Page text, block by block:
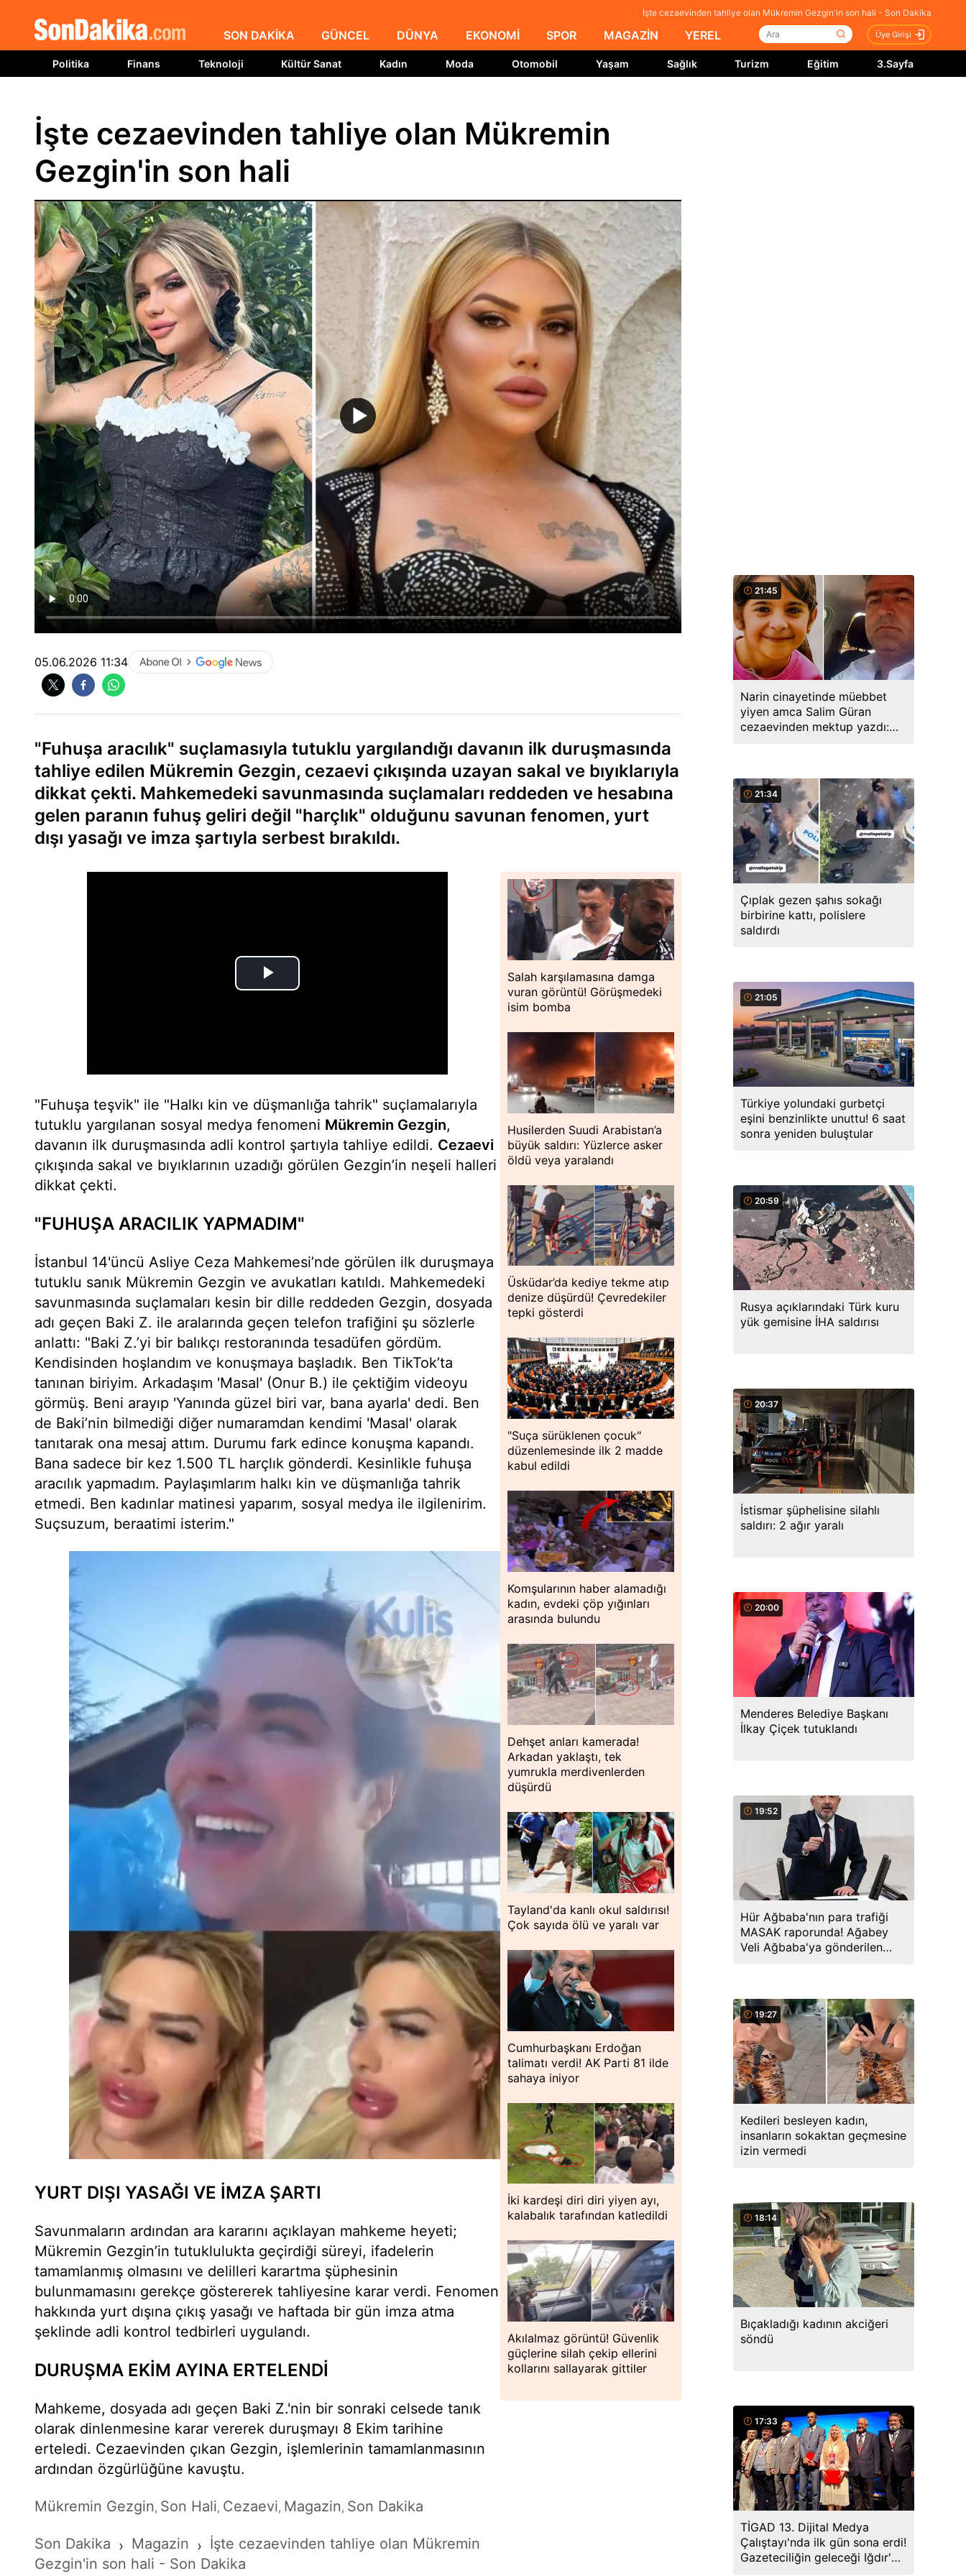
İşte cezaevinden tahliye olan Mükremin Gezgin'in son hali - Son Dakika
SON DAKİKA GÜNCEL DÜNYA EKONOMİ SPOR MAGAZİN YEREL Üye Girişi
Politika Finans Teknoloji Kültür Sanat Kadın Moda Otomobil Yaşam Sağlık Turizm Eğitim 3.Sayfa
İşte cezaevinden tahliye olan Mükremin
Gezgin'in son hali
05.06.2026 11:34
"Fuhuşa aracılık" suçlamasıyla tutuklu yargılandığı davanın ilk duruşmasında
tahliye edilen Mükremin Gezgin, cezaevi çıkışında uzayan sakal ve bıyıklarıyla
dikkat çekti. Mahkemedeki savunmasında suçlamaları reddeden ve hesabına
gelen paranın fuhuş geliri değil "harçlık" olduğunu savunan fenomen, yurt
dışı yasağı ve imza şartıyla serbest bırakıldı.
"Fuhuşa teşvik" ile "Halkı kin ve düşmanlığa tahrik" suçlamalarıyla
tutuklu yargılanan sosyal medya fenomeni Mükremin Gezgin,
davanın ilk duruşmasında adli kontrol şartıyla tahliye edildi. Cezaevi
çıkışında sakal ve bıyıklarının uzadığı görülen Gezgin’in neşeli halleri
dikkat çekti.
"FUHUŞA ARACILIK YAPMADIM"
İstanbul 14'üncü Asliye Ceza Mahkemesi’nde görülen ilk duruşmaya
tutuklu sanık Mükremin Gezgin ve avukatları katıldı. Mahkemedeki
savunmasında suçlamaları kesin bir dille reddeden Gezgin, dosyada
adı geçen Baki Z. ile aralarında geçen telefon trafiğini şu sözlerle
anlattı: "Baki Z.’yi bir balıkçı restoranında tesadüfen gördüm.
Kendisinden hoşlandım ve konuşmaya başladık. Ben TikTok’ta
tanınan biriyim. Arkadaşım 'Masal' (Onur B.) ile çektiğim videoyu
görmüş. Beni arayıp 'Yanında güzel biri var, bana ayarla' dedi. Ben
de Baki’nin bilmediği diğer numaramdan kendimi 'Masal' olarak
tanıtarak ona mesaj attım. Durumu fark edince konuşma kapandı.
Bana sadece bir kez 1.500 TL harçlık gönderdi. Kesinlikle fuhuşa
aracılık yapmadım. Paylaşımlarım halkı kin ve düşmanlığa tahrik
etmedi. Ben kadınlar matinesi yaparım, sosyal medya ile ilgilenirim.
Suçsuzum, beraatimi isterim."
YURT DIŞI YASAĞI VE İMZA ŞARTI
Savunmaların ardından ara kararını açıklayan mahkeme heyeti;
Mükremin Gezgin’in tutuklulukta geçirdiği süreyi, ifadelerin
tamamlanmış olmasını ve delilleri karartma şüphesinin
bulunmamasını gerekçe göstererek tahliyesine karar verdi. Fenomen
hakkında yurt dışına çıkış yasağı ve haftada bir gün imza atma
şeklinde adli kontrol tedbirleri uygulandı.
DURUŞMA EKİM AYINA ERTELENDİ
Mahkeme, dosyada adı geçen Baki Z.'nin bir sonraki celsede tanık
olarak dinlenmesine karar vererek duruşmayı 8 Ekim tarihine
erteledi. Cezaevinden çıkan Gezgin, işlemlerinin tamamlanmasının
ardından özgürlüğüne kavuştu.
Mükremin Gezgin, Son Hali, Cezaevi, Magazin, Son Dakika
Son Dakika › Magazin › İşte cezaevinden tahliye olan Mükremin
Gezgin'in son hali - Son Dakika
Salah karşılamasına damga
vuran görüntü! Görüşmedeki
isim bomba
Husilerden Suudi Arabistan’a
büyük saldırı: Yüzlerce asker
öldü veya yaralandı
Üsküdar’da kediye tekme atıp
denize düşürdü! Çevredekiler
tepki gösterdi
"Suça sürüklenen çocuk"
düzenlemesinde ilk 2 madde
kabul edildi
Komşularının haber alamadığı
kadın, evdeki çöp yığınları
arasında bulundu
Dehşet anları kamerada!
Arkadan yaklaştı, tek
yumrukla merdivenlerden
düşürdü
Tayland'da kanlı okul saldırısı!
Çok sayıda ölü ve yaralı var
Cumhurbaşkanı Erdoğan
talimatı verdi! AK Parti 81 ilde
sahaya iniyor
İki kardeşi diri diri yiyen ayı,
kalabalık tarafından katledildi
Akılalmaz görüntü! Güvenlik
güçlerine silah çekip ellerini
kollarını sallayarak gittiler
21:45
Narin cinayetinde müebbet
yiyen amca Salim Güran
cezaevinden mektup yazdı:
21:34
Çıplak gezen şahıs sokağı
birbirine kattı, polislere
saldırdı
21:05
Türkiye yolundaki gurbetçi
eşini benzinlikte unuttu! 6 saat
sonra yeniden buluştular
20:59
Rusya açıklarındaki Türk kuru
yük gemisine İHA saldırısı
20:37
İstismar şüphelisine silahlı
saldırı: 2 ağır yaralı
20:00
Menderes Belediye Başkanı
İlkay Çiçek tutuklandı
19:52
Hür Ağbaba'nın para trafiği
MASAK raporunda! Ağabey
Veli Ağbaba'ya gönderilen
19:27
Kedileri besleyen kadın,
insanların sokaktan geçmesine
izin vermedi
18:14
Bıçakladığı kadının akciğeri
söndü
17:33
TİGAD 13. Dijital Medya
Çalıştayı'nda ilk gün sona erdi!
Gazeteciliğin geleceği Iğdır'da